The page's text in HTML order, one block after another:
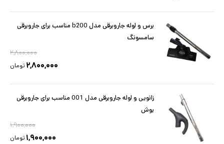
برس و لوله جاروبرقی مدل b200 مناسب برای جاروبرقی
سامسونگ
۲,۸۰۰,۰۰۰
۲,۸۰۰,۰۰۰ تومان
زانویی و لوله جاروبرقی مدل 001 مناسب برای جاروبرقی
بوش
۱,۹۰۰,۰۰۰
۱,۹۰۰,۰۰۰ تومان